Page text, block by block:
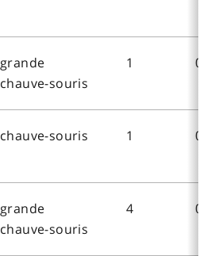
grande
chauve-souris
1 0
chauve-souris 1 0
grande
chauve-souris
4 0